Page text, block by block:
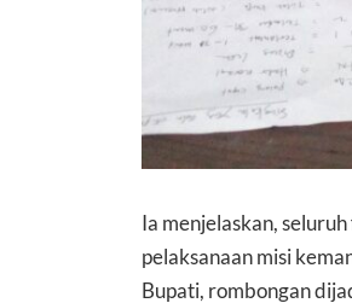
Ia menjelaskan,
pelaksanaan misi
Bupati, rombongan